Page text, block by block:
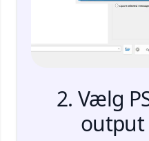
2. Vælg
output